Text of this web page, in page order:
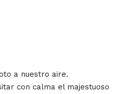
a nuestro aire.
con calma el majestuoso